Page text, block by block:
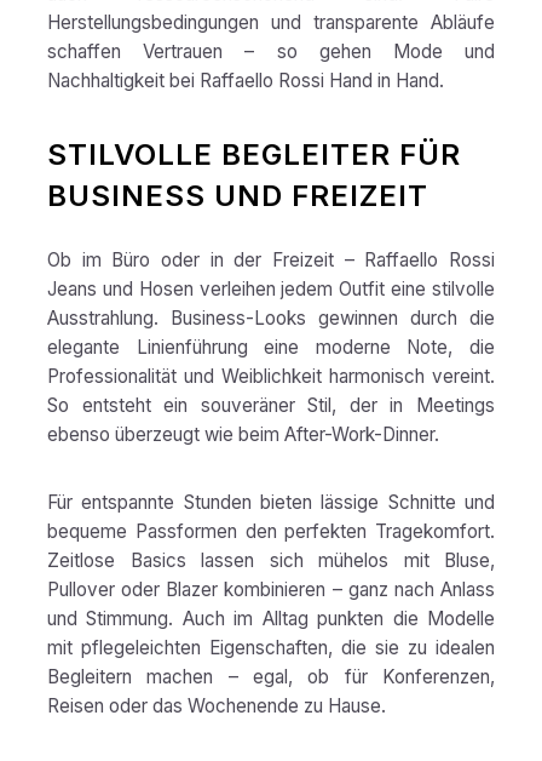
Herstellungsbedingungen und transparente Abläufe
schaffen Vertrauen – so gehen Mode und
Nachhaltigkeit bei Raffaello Rossi Hand in Hand.
STILVOLLE BEGLEITER FÜR
BUSINESS UND FREIZEIT
Ob im Büro oder in der Freizeit – Raffaello Rossi
Jeans und Hosen verleihen jedem Outfit eine stilvolle
Ausstrahlung. Business-Looks gewinnen durch die
elegante Linienführung eine moderne Note, die
Professionalität und Weiblichkeit harmonisch vereint.
So entsteht ein souveräner Stil, der in Meetings
ebenso überzeugt wie beim After-Work-Dinner.
Für entspannte Stunden bieten lässige Schnitte und
bequeme Passformen den perfekten Tragekomfort.
Zeitlose Basics lassen sich mühelos mit Bluse,
Pullover oder Blazer kombinieren – ganz nach Anlass
und Stimmung. Auch im Alltag punkten die Modelle
mit pflegeleichten Eigenschaften, die sie zu idealen
Begleitern machen – egal, ob für Konferenzen,
Reisen oder das Wochenende zu Hause.